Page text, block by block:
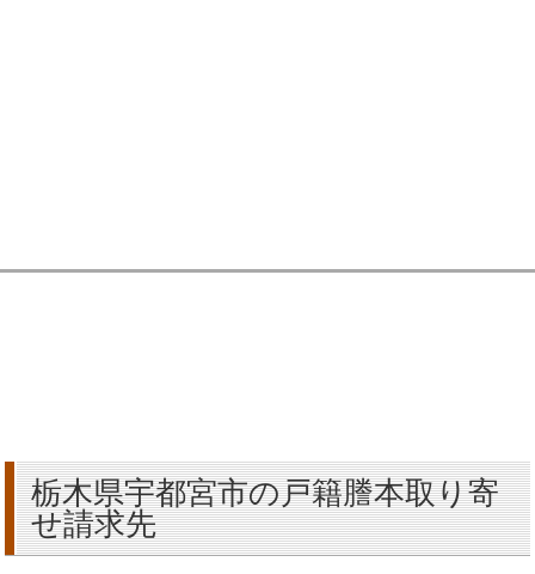
栃木県宇都宮市の戸籍謄本取り寄
せ請求先